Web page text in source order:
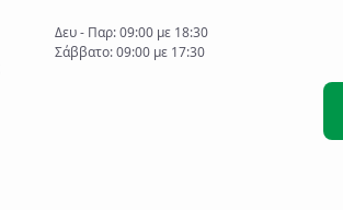
Δευ - Παρ: 09:00 με 18:30
Σάββατο: 09:00 με 17:30